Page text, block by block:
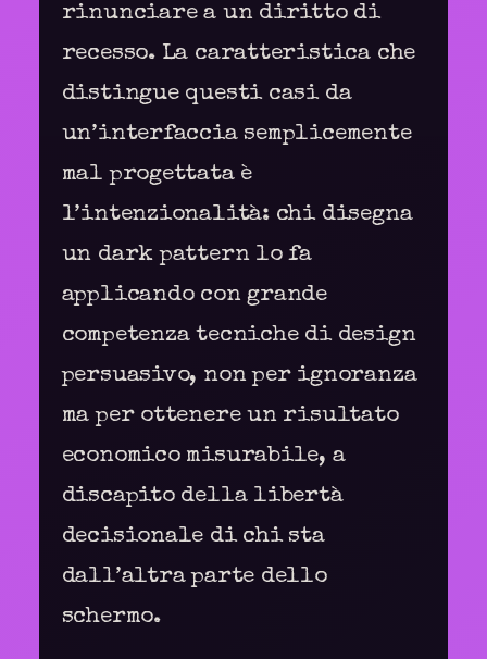
rinunciare a un diritto di
recesso. La caratteristica che
distingue questi casi da
un’interfaccia semplicemente
mal progettata è
l’intenzionalità: chi disegna
un dark pattern lo fa
applicando con grande
competenza tecniche di design
persuasivo, non per ignoranza
ma per ottenere un risultato
economico misurabile, a
discapito della libertà
decisionale di chi sta
dall’altra parte dello
schermo.